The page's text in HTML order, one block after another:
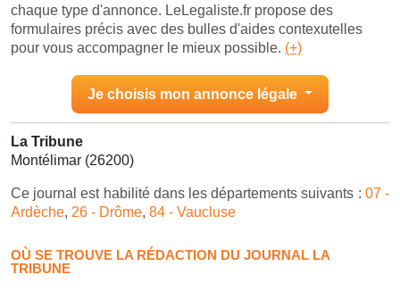
chaque type d'annonce. LeLegaliste.fr propose des
formulaires précis avec des bulles d'aides contexutelles
pour vous accompagner le mieux possible. (+)
Je choisis mon annonce légale
La Tribune
Montélimar (26200)
Ce journal est habilité dans les départements suivants : 07 -
Ardèche, 26 - Drôme, 84 - Vaucluse
OÙ SE TROUVE LA RÉDACTION DU JOURNAL LA
TRIBUNE